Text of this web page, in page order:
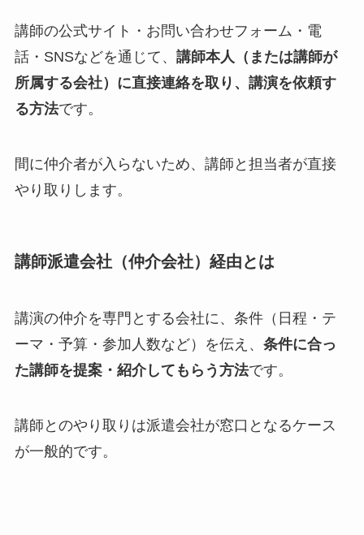
講師の公式サイト・お問い合わせフォーム・電
話・SNSなどを通じて、 講師本人（または講師が
所属する会社）に直接連絡を取り、講演を依頼す
る方法です。
間に仲介者が入らないため、講師と担当者が直接
やり取りします。
講師派遣会社（仲介会社）経由とは
講演の仲介を専門とする会社に、条件（日程・テ
ーマ・予算・参加人数など）を伝え、 条件に合っ
た講師を提案・紹介してもらう方法です。
講師とのやり取りは派遣会社が窓口となるケース
が一般的です。